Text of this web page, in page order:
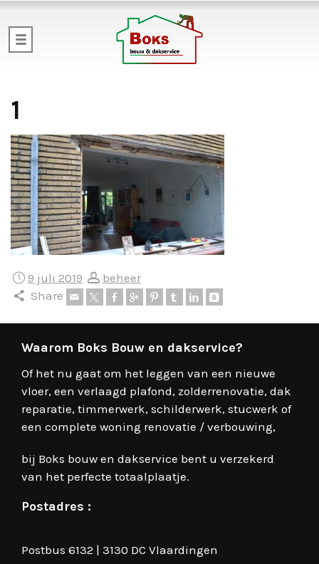
1
9 juli 2019
beheer
Share
Waarom Boks Bouw en dakservice?
Of het nu gaat om het leggen van een nieuwe
vloer, een verlaagd plafond, zolderrenovatie, dak
reparatie, timmerwerk, schilderwerk, stucwerk of
een complete woning renovatie / verbouwing,
bij Boks bouw en dakservice bent u verzekerd
van het perfecte totaalplaatje.
Postadres :
Postbus 6132 | 3130 DC Vlaardingen